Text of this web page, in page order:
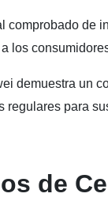
comprobado de
los
demuestra un
regulares para
de